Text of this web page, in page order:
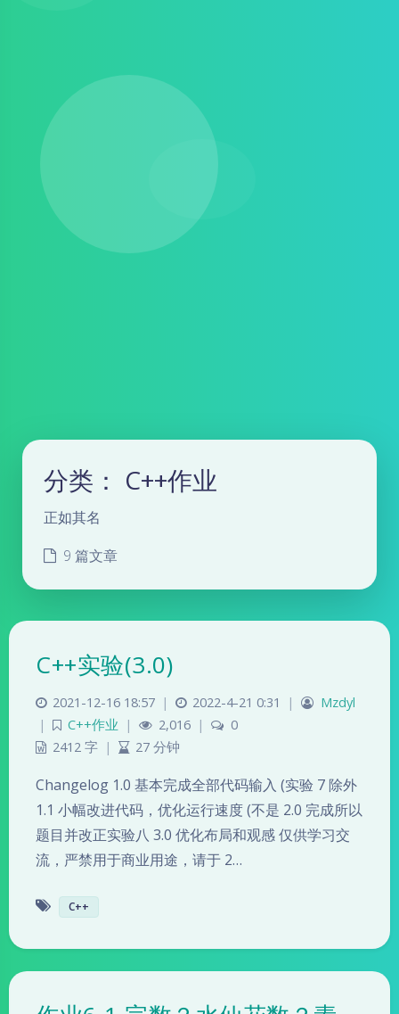
分类： C++作业
正如其名
9 篇文章
C++实验(3.0)
2021-12-16 18:57 | 2022-4-21 0:31 |
Mzdyl
|
C++作业 | 2,016 |
0
2412 字 | 27 分钟
Changelog 1.0 基本完成全部代码输入 (实验 7 除外
1.1 小幅改进代码，优化运行速度 (不是 2.0 完成所以
题目并改正实验八 3.0 优化布局和观感 仅供学习交
流，严禁用于商业用途，请于 2…
C++